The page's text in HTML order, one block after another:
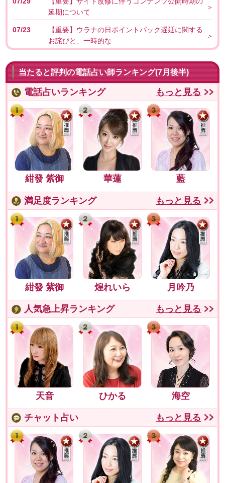
延期について
07/23
【重要】ウラナの日ポイントバック遅延に関する
お詫びと、一時的な...
当たると評判の電話占い師ランキング(7月後半)
電話占いランキング もっと見る
紺發 紫御 華蓮 藍
満足度ランキング もっと見る
紺發 紫御 煌れいら 月吟乃
人気急上昇ランキング もっと見る
天音 ひかる 海空
チャット占い もっと見る